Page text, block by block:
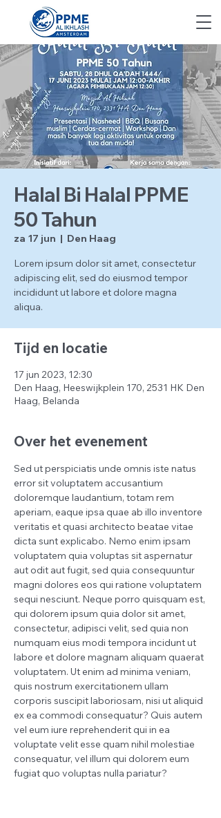
Halal Bi Halal PPME
50 Tahun
za 17 jun
  |
Den Haag
Lorem ipsum dolor sit amet, consectetur
adipiscing elit, sed do eiusmod tempor
incididunt ut labore et dolore magna
aliqua.
Tijd en locatie
17 jun 2023, 12:30
Den Haag, Heeswijkplein 170, 2531 HK Den
Haag, Belanda
Over het evenement
Sed ut perspiciatis unde omnis iste natus
error sit voluptatem accusantium
doloremque laudantium, totam rem
aperiam, eaque ipsa quae ab illo inventore
veritatis et quasi architecto beatae vitae
dicta sunt explicabo. Nemo enim ipsam
voluptatem quia voluptas sit aspernatur
aut odit aut fugit, sed quia consequuntur
magni dolores eos qui ratione voluptatem
sequi nesciunt. Neque porro quisquam est,
qui dolorem ipsum quia dolor sit amet,
consectetur, adipisci velit, sed quia non
numquam eius modi tempora incidunt ut
labore et dolore magnam aliquam quaerat
voluptatem. Ut enim ad minima veniam,
quis nostrum exercitationem ullam
corporis suscipit laboriosam, nisi ut aliquid
ex ea commodi consequatur? Quis autem
vel eum iure reprehenderit qui in ea
voluptate velit esse quam nihil molestiae
consequatur, vel illum qui dolorem eum
fugiat quo voluptas nulla pariatur?